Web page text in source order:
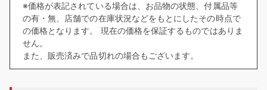
※価格が表記されている場合は、お品物の状態、付属品等
の有・無、店舗での在庫状況などをもとにしたその時点で
の価格となります。 現在の価格を保証するものではありま
せん。
また、販売済みで品切れの場合もございます。